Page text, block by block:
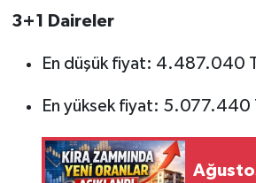
3+1 Daireler
En düşük fiyat: 4.487.040
En yüksek fiyat: 5.077.440